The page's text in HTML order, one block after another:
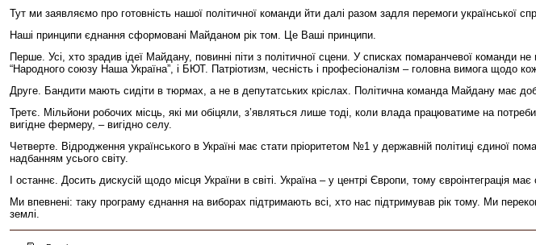
Тут ми заявляємо про готовність нашої політичної команди йти далі разом задля перемоги української
Наші принципи єднання сформовані Майданом рік том. Це Ваші принципи.
Перше. Усі, хто зрадив ідеї Майдану, повинні піти з політичної сцени. У списках помаранчевої команди
“Народного союзу Наша Україна”, і БЮТ. Патріотизм, чесність і професіоналізм – головна вимога щодо
Друге. Бандити мають сидіти в тюрмах, а не в депутатських кріслах. Політична команда Майдану має
Третє. Мільйони робочих місць, які ми обіцяли, з’являться лише тоді, коли влада працюватиме на
вигідне фермеру, – вигідно селу.
Четверте. Відродження українського в Україні має стати пріоритетом №1 у державній політиці єдиної
надбанням усього світу.
І останнє. Досить дискусій щодо місця України в світі. Україна – у центрі Європи, тому євроінтеграція
Ми впевнені: таку програму єднання на виборах підтримають всі, хто нас підтримував рік тому. Ми
землі.